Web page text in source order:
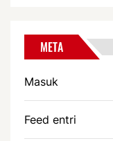
META
Masuk
Feed entri